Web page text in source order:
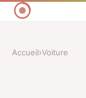
Accueil›Voiture